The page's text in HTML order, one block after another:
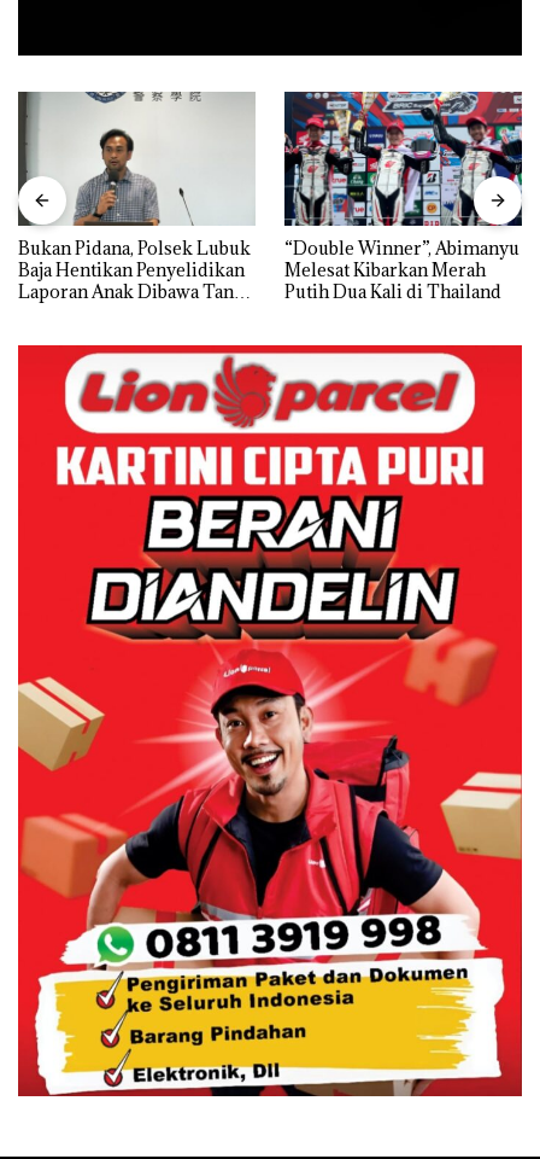
Bukan Pidana, Polsek Lubuk
Baja Hentikan Penyelidikan
Laporan Anak Dibawa Tanpa
“Double Winner”, Abimanyu
Melesat Kibarkan Merah
Putih Dua Kali di Thailand